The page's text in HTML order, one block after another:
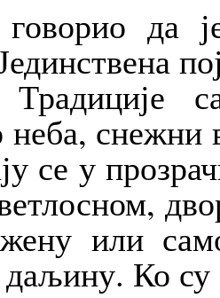
да
снежни
се у
или
даљину. Ко